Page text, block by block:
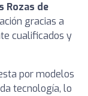
Rozas de
gracias a
cualificados y
por modelos
tecnología, lo